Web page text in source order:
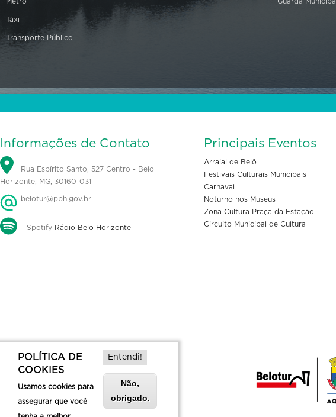
Táxi
Transporte Público
Informações de Contato
Rua Espírito Santo, 527 Centro - Belo
Horizonte, MG, 30160-031
belotur@pbh.gov.br
Spotify Rádio Belo Horizonte
Principais Eventos
Arraial de Belô
Festivais Culturais Municipais
Carnaval
Noturno nos Museus
Zona Cultura Praça da Estação
Circuito Municipal de Cultura
POLÍTICA DE
COOKIES
Usamos cookies para
assegurar que você
Entendi!
Não,
obrigado.